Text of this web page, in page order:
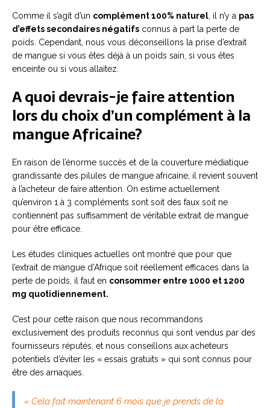
Comme il s’agit d’un complément 100% naturel , il n’y a pas
d’effets secondaires négatifs connus à part la perte de
poids. Cependant, nous vous déconseillons la prise d’extrait
de mangue si vous êtes déjà à un poids sain, si vous êtes
enceinte ou si vous allaitez.
A quoi devrais-je faire attention
lors du choix d’un complément à la
mangue Africaine?
En raison de l’énorme succès et de la couverture médiatique
grandissante des pilules de mangue africaine, il revient souvent
à l’acheteur de faire attention. On estime actuellement
qu’environ 1 à 3 compléments sont soit des faux soit ne
contiennent pas suffisamment de véritable extrait de mangue
pour être efficace.
Les études cliniques actuelles ont montré que pour que
l’extrait de mangue d’Afrique soit réellement efficaces dans la
perte de poids, il faut en consommer entre 1000 et 1200
mg quotidiennement.
C’est pour cette raison que nous recommandons
exclusivement des produits reconnus qui sont vendus par des
fournisseurs réputés, et nous conseillons aux acheteurs
potentiels d’éviter les « essais gratuits » qui sont connus pour
être des arnaques.
« Cela fait maintenant 6 mois que je prends de la